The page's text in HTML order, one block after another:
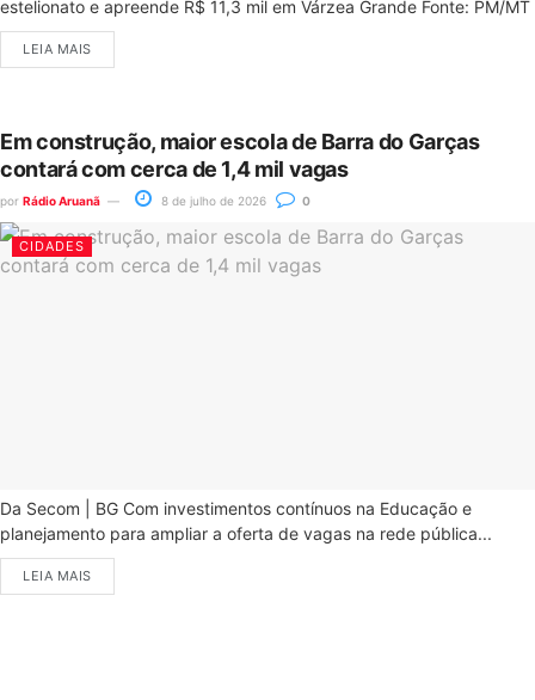
estelionato e apreende R$ 11,3 mil em Várzea Grande Fonte: PM/MT
LEIA MAIS
Em construção, maior escola de Barra do Garças
contará com cerca de 1,4 mil vagas
por Rádio Aruanã 8 de julho de 2026 0
CIDADES
Da Secom | BG Com investimentos contínuos na Educação e
planejamento para ampliar a oferta de vagas na rede pública...
LEIA MAIS